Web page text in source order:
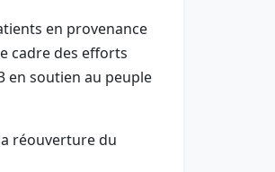
en provenance
cadre des efforts
en soutien au peuple
réouverture du